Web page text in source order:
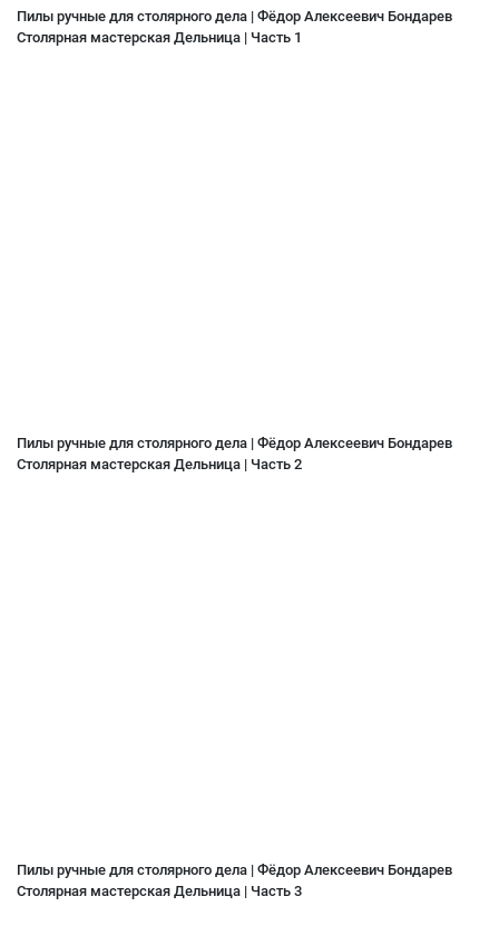
Пилы ручные для столярного дела | Фёдор Алексеевич Бондарев
Столярная мастерская Дельница | Часть 1
Пилы ручные для столярного дела | Фёдор Алексеевич Бондарев
Столярная мастерская Дельница | Часть 2
Пилы ручные для столярного дела | Фёдор Алексеевич Бондарев
Столярная мастерская Дельница | Часть 3